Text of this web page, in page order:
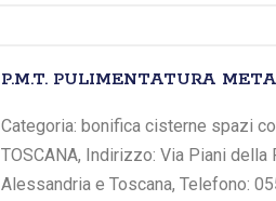
P.M.T. PULIMENTATURA
Categoria: bonifica cisterne spazi
TOSCANA, Indirizzo: Via Piani
Alessandria e Toscana, Telefono: